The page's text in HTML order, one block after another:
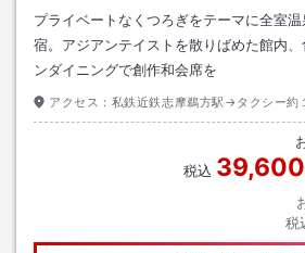
プライベートなくつろぎをテーマに全室
宿。アジアンテイストを散りばめた館内
ンダイニングで創作和会席を
アクセス： 私鉄近鉄志摩鵜方駅→タクシー約
税込 39,600
税